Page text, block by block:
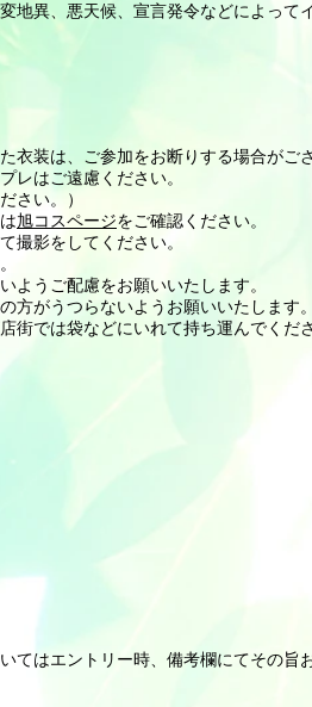
地異、悪天候、宣言発令などによって
衣装は、ご参加をお断りする場合がご
レはご遠慮ください。
さい。）
旭コスページをご確認ください。
撮影をしてください。
ようご配慮をお願いいたします。
方がうつらないようお願いいたします。
街では袋などにいれて持ち運んでくださ
てはエントリー時、備考欄にてその